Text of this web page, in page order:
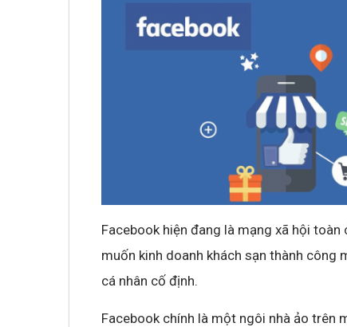
Facebook hiện đang là mạng xã hội
muốn kinh doanh khách sạn thành
cá nhân cố định.
Facebook chính là một ngôi nhà ảo trên